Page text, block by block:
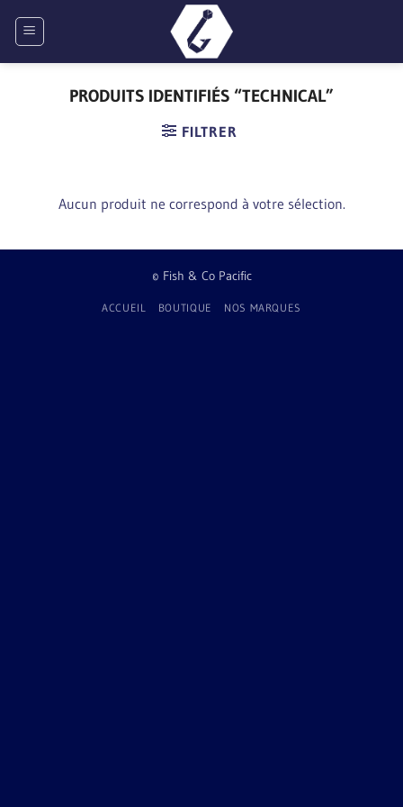
PRODUITS IDENTIFIÉS “TECHNICAL”
FILTRER
Aucun produit ne correspond à votre sélection.
© Fish & Co Pacific
ACCUEIL BOUTIQUE NOS MARQUES